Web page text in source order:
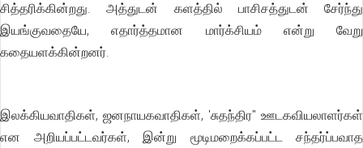
சித்தரிக்கின்றது. அத்துடன் களத்தில் பாசிசத்துடன் சேர்ந்து
இயங்குவதையே, எதார்த்தமான மார்க்சியம் என்று வேறு
கதையளக்கின்றனர்.
இலக்கியவாதிகள், ஜனநாயகவாதிகள், 'சுதந்திர" ஊடகவியலாளர்கள்
என அறியப்பட்டவர்கள், இன்று மூடிமறைக்கப்பட்ட சந்தர்ப்பவாத